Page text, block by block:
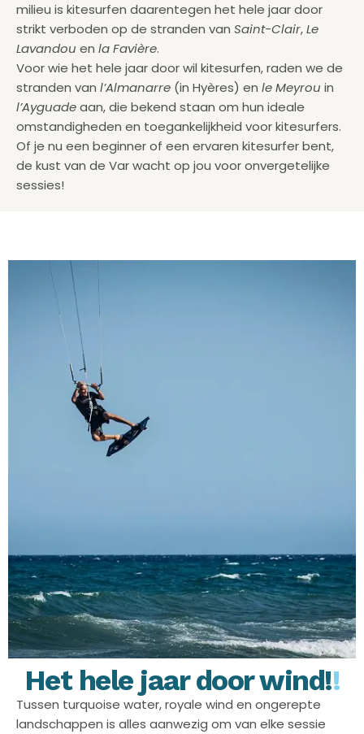
milieu is kitesurfen daarentegen het hele jaar door
strikt verboden op de stranden van Saint-Clair,Le
Lavandou en la Favière.
Voor wie het hele jaar door wil kitesurfen, raden we de
stranden van l’Almanarre (in Hyères) en le Meyrou in
l’Ayguadeaan, die bekend staan om hun ideale
omstandigheden en toegankelijkheid voor kitesurfers.
Of je nu een beginner of een ervaren kitesurfer bent,
de kust van de Var wacht op jou voor onvergetelijke
sessies!
Het hele jaar door wind!!
Tussen turquoise water, royale wind en ongerepte
landschappen is alles aanwezig om van elke sessie